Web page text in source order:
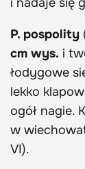
P. pospolity
cm wys. i
łodygowe
lekko
ogół nagie.
w
VI).